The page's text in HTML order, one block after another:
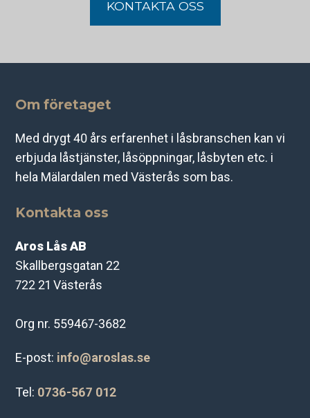
KONTAKTA OSS
Om företaget
Med drygt 40 års erfarenhet i låsbranschen kan vi
erbjuda låstjänster, låsöppningar, låsbyten etc. i
hela Mälardalen med Västerås som bas.
Kontakta oss
Aros Lås AB
Skallbergsgatan 22
722 21 Västerås
Org nr. 559467-3682
E-post: info@aroslas.se
Tel: 0736-567 012